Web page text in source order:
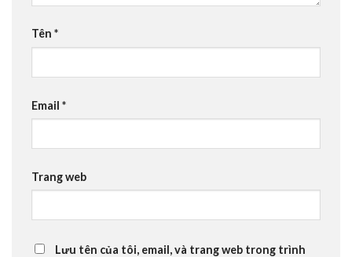
Tên *
Email *
Trang web
Lưu tên của tôi, email, và trang web trong trình